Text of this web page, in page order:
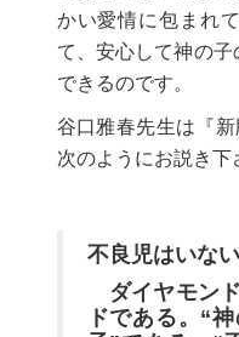
かい愛情に包まれ
て、安心して神の
できるのです。
谷口雅春先生は『
次のようにお説き下
不良児はいない
ダイヤモン
ドである。“